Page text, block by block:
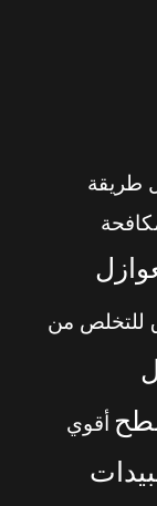
طريقة
للتخلص من
أقوي